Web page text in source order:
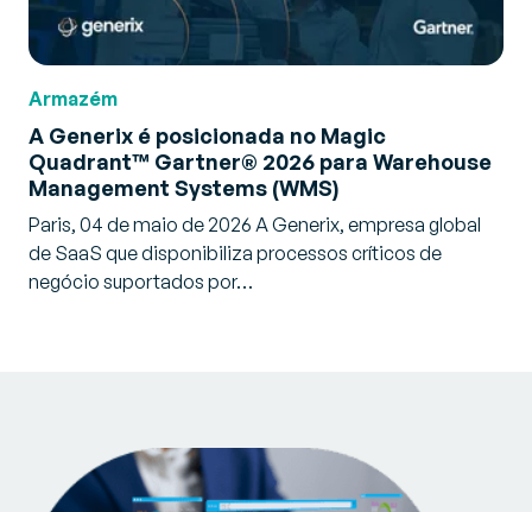
Armazém
A Generix é posicionada no Magic
Quadrant™ Gartner® 2026 para Warehouse
Management Systems (WMS)
Paris, 04 de maio de 2026 A Generix, empresa global
de SaaS que disponibiliza processos críticos de
negócio suportados por…